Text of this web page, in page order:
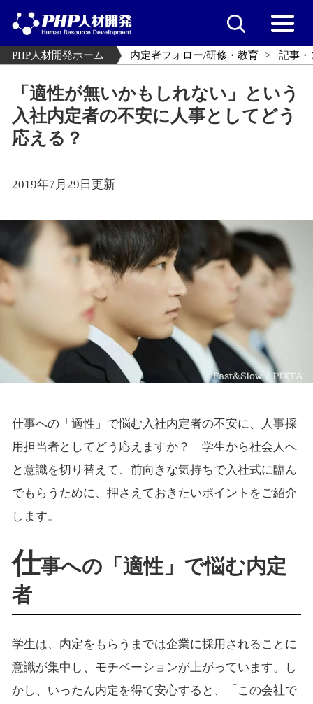
PHP人材開発ホーム 内定者フォロー/研修・教育 記事
「適性が無いかもしれない」という
入社内定者の不安に人事としてどう
応える？
2019年7月29日更新
仕事への「適性」で悩む入社内定者の不安に、人事採
用担当者としてどう応えますか？ 学生から社会人へ
と意識を切り替えて、前向きな気持ちで入社式に臨ん
でもらうために、押さえておきたいポイントをご紹介
します。
仕事への「適性」で悩む内定
者
学生は、内定をもらうまでは企業に採用されることに
意識が集中し、モチベーションが上がっています。し
かし、いったん内定を得て安心すると、「この会社で